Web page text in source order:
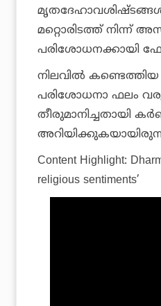
മറ്റൊരിടത്ത് നിന്ന്
പരിശോധനക്കായി
നിലവില്‍
പരിശോധനാ ഫലം
തീരുമാനിച്ചതായി
Content Highlight:
religious sentiments’